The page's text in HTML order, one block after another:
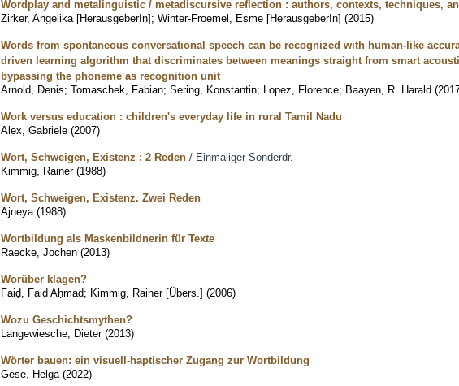
Wordplay and metalinguistic / metadiscursive reflection : authors, contexts, techniques,
Zirker, Angelika [HerausgeberIn]; Winter-Froemel, Esme [HerausgeberIn] (2015)
Words from spontaneous conversational speech can be recognized with human-like
driven learning algorithm that discriminates between meanings straight from smart
bypassing the phoneme as recognition unit
Arnold, Denis; Tomaschek, Fabian; Sering, Konstantin; Lopez, Florence; Baayen, R. Harald (
Work versus education : children's everyday life in rural Tamil Nadu
Alex, Gabriele (2007)
Wort, Schweigen, Existenz : 2 Reden / Einmaliger Sonderdr.
Kimmig, Rainer (1988)
Wort, Schweigen, Existenz. Zwei Reden
Ajneya (1988)
Wortbildung als Maskenbildnerin für Texte
Raecke, Jochen (2013)
Worüber klagen?
Faiḍ, Faiḍ Aḥmad; Kimmig, Rainer [Übers.] (2006)
Wozu Geschichtsmythen?
Langewiesche, Dieter (2013)
Wörter bauen: ein visuell-haptischer Zugang zur Wortbildung
Gese, Helga (2022)